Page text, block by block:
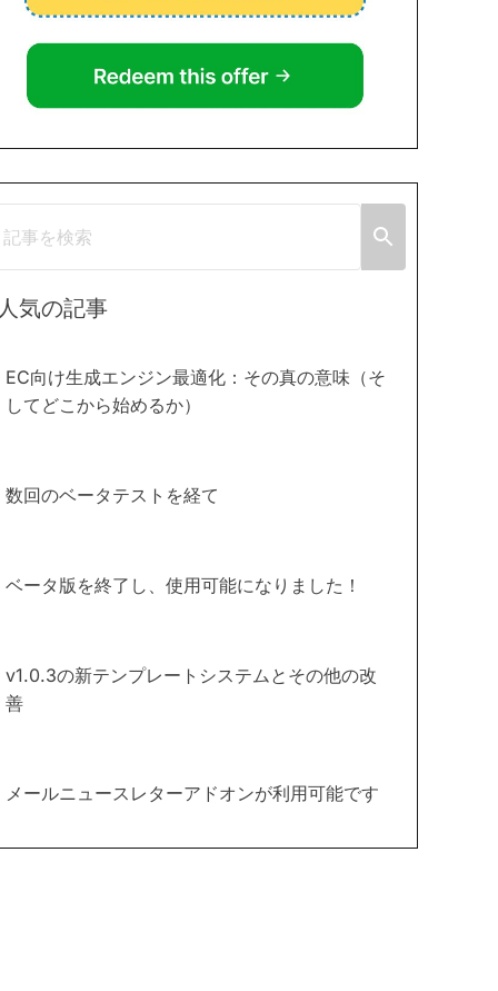
気の記事
EC向け生成エンジン最適化：その真の意味（そ
してどこから始めるか）
数回のベータテストを経て
ベータ版を終了し、使用可能になりました！
v1.0.3の新テンプレートシステムとその他の改
善
メールニュースレターアドオンが利用可能です